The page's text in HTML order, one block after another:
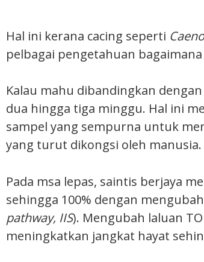
Hal ini kerana cacing seperti
pelbagai pengetahuan
Kalau mahu dibandingkan
dua hingga tiga minggu. Hal ini
sampel yang sempurna untuk
yang turut dikongsi oleh manusia.
Pada msa lepas, saintis berjaya
sehingga 100% dengan
pathway, IIS). Mengubah laluan
meningkatkan jangkat hayat